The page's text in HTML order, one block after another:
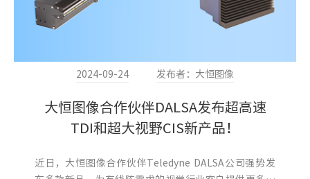
2024-09-24 发布者：大恒图像
大恒图像合作伙伴DALSA发布超高速
TDI和超大视野CIS新产品！
近日，大恒图像合作伙伴Teledyne DALSA公司强势发